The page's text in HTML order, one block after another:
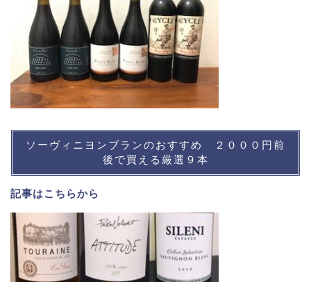
ソーヴィニヨンブランのおすすめ ２０００円前
後で買える厳選９本
記事はこちらから